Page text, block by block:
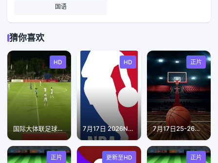
国语
猜你喜欢
HD
国际大体联足球世界杯 波尔多大学vs乌曼国立师范学院 20231022
HD
7月17日 2026NBA夏季联赛 独行侠VS雷霆
正片
7月17日25-26赛季桂BA 北海市VS钦州市
正片 更新至HD 正片